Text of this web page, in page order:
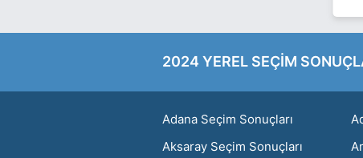
2024 YEREL SEÇİM
Adana Seçim Sonuçları
Aksaray Seçim Sonuçları